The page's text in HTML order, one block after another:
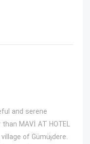
and serene
MAVİ AT HOTEL
of Gümüşdere.